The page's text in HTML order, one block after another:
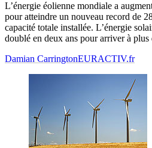
L’énergie éolienne mondiale a
pour atteindre un nouveau record de
capacité totale installée. L’énergie
doublé en deux ans pour arriver à plus
Damian CarringtonEURACTIV.fr